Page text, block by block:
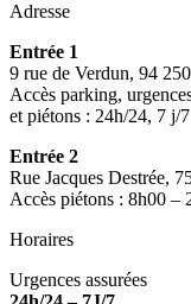
Adresse
Entrée 1
9 rue de Verdun, 94
Accès parking,
et piétons : 24h/24, 7 j/7
Entrée 2
Rue Jacques Destrée,
Accès piétons : 8h00 –
Horaires
Urgences assurées